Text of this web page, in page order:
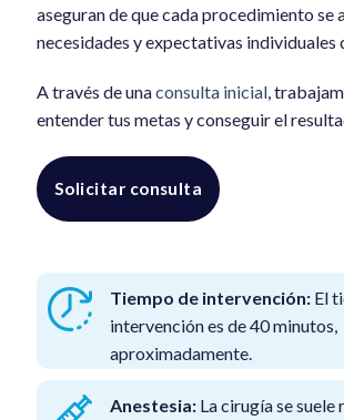
aseguran de que cada procedimiento se
necesidades y expectativas individuales
A través de unaconsulta inicial,
entender tus metas y conseguir el
Solicitar consulta
Tiempo de intervención: El
intervención es de 40 minutos,
aproximadamente.
Anestesia:La cirugía se suele